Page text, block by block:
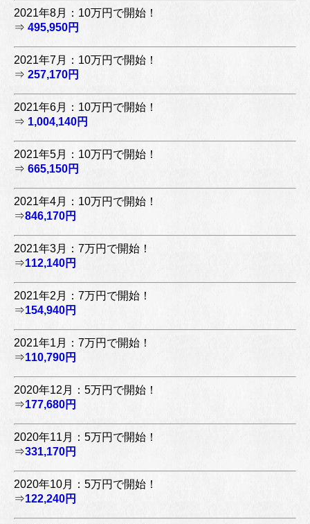
2021年8月：10万円で開始！
⇒ 495,950円
2021年7月：10万円で開始！
⇒ 257,170円
2021年6月：10万円で開始！
⇒ 1,004,140円
2021年5月：10万円で開始！
⇒ 665,150円
2021年4月：10万円で開始！
⇒846,170円
2021年3月：7万円で開始！
⇒112,140円
2021年2月：7万円で開始！
⇒154,940円
2021年1月：7万円で開始！
⇒110,790円
2020年12月：5万円で開始！
⇒177,680円
2020年11月：5万円で開始！
⇒331,170円
2020年10月：5万円で開始！
⇒122,240円